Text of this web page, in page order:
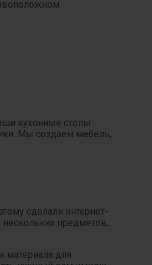
кухонные столы
Мы создаем мебель,
сделали интернет-
предметов,
материала для